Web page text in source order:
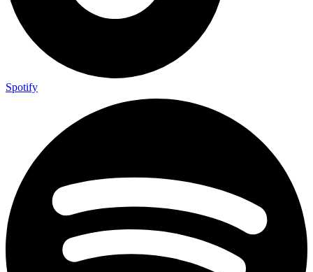
Spotify